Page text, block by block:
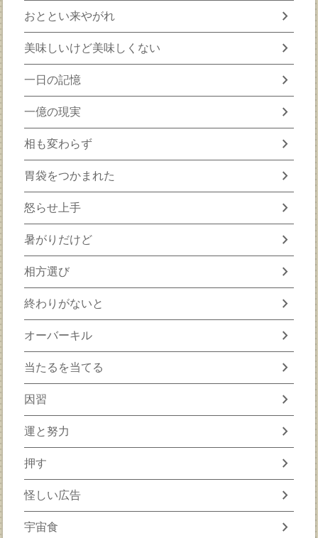
おととい来やがれ chevron_right
美味しいけど美味しくない chevron_right
一日の記憶 chevron_right
一億の現実 chevron_right
相も変わらず chevron_right
胃袋をつかまれた chevron_right
怒らせ上手 chevron_right
暑がりだけど chevron_right
相方選び chevron_right
終わりがないと chevron_right
オーバーキル chevron_right
当たるを当てる chevron_right
因習 chevron_right
運と努力 chevron_right
押す chevron_right
怪しい広告 chevron_right
宇宙食 chevron_right